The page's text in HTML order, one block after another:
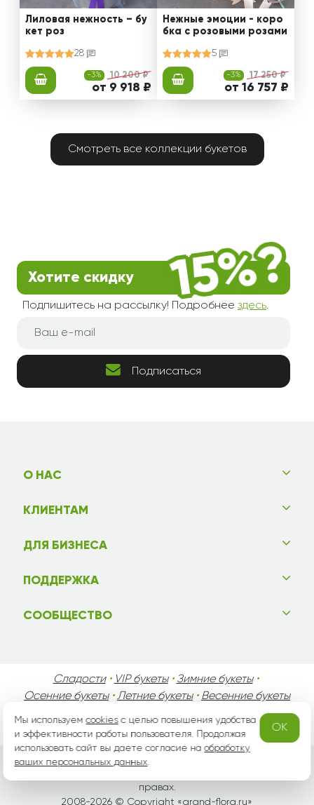
Лиловая нежность – бу
кет роз
28
-3% 10 200 ₽
от 9 918 ₽
Нежные эмоции - коро
бка с розовыми розами
5
-3% 17 250 ₽
от 16 757 ₽
Смотреть все коллекции букетов
Хотите скидку
Подпишитесь на рассылку! Подробнее здесь.
Подписаться
О НАС
КЛИЕНТАМ
ДЛЯ БИЗНЕСА
ПОДДЕРЖКА
СООБЩЕСТВО
Сладости• VIP букеты• Зимние букеты•
Осенние букеты•Летние букеты• Весенние букеты
•
День Мужчин•Праздники!
правах.
2008-2026 © Copyright «grand-flora.ru»
Мы используемcookiesс целью повышения удобства
и эффективности работы пользователя. Продолжая
использовать сайт вы даете согласие наобработку
ваших персональных данных.
OK